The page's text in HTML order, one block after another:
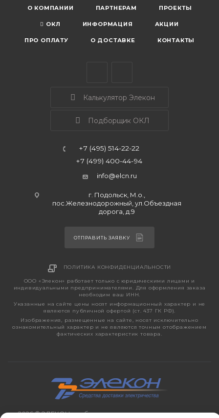
О КОМПАНИИ ПАРТНЕРАМ ПРОЕКТЫ
ОКЛ ИНФОРМАЦИЯ АКЦИИ
ПРО ОПЛАТУ О ДОСТАВКЕ КОНТАКТЫ
Калькулятор Элекон
Подборщик ОКЛ
+7 (495) 514-22-22
+7 (499) 400-44-94
info@elcn.ru
г. Подольск, М.о.,
пос.Железнодорожный, ул.Объездная
дорога, д.9
ОТПРАВИТЬ ЗАЯВКУ
ПОЛИТИКА КОНФИДЕНЦИАЛЬНОСТИ
ООО «Элекон» работает только с юридическими лицами и
индивидуальными предпринимателями. Для оформления заказа
необходим ваш ИНН.
Указанные на сайте цены носят информационный характер и не
являются публичной офертой (ст. 437 ГК РФ).
Изображения, размещенные на сайте, носят исключительно
ознакомительный характер и не являются точным отображением
фактических характеристик товара.
2026 © ЭЛЕКОН – кабельно-проводниковая продукция,